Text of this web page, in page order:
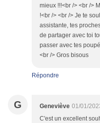
mieux !!!<br /> <br />
!<br /> <br /> Je te
assistante, tes
de partager avec toi
passer avec tes
<br /> Gros bisous
Répondre
G Geneviève 01/01/
C'est un excellent